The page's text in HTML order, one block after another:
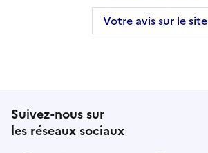
Votre avis sur le site
Suivez-nous sur
les réseaux sociaux